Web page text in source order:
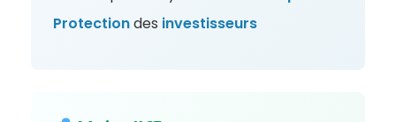
Protectiondes investisseurs